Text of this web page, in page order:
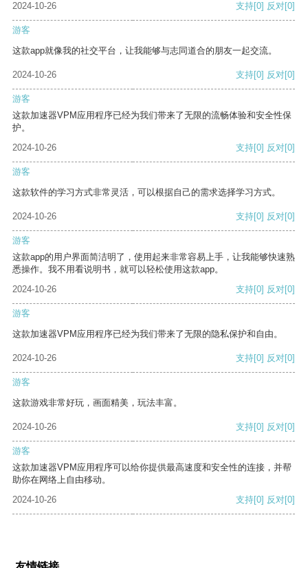
2024-10-26
支持[0] 反对[0]
游客
这款app就像我的社交平台，让我能够与志同道合的朋友一起交流。
2024-10-26 支持[0] 反对[0]
游客
这款加速器VPM应用程序已经为我们带来了无限的流畅体验和安全性保
护。
2024-10-26
支持[0] 反对[0]
游客
这款软件的学习方式非常灵活，可以根据自己的需求选择学习方式。
2024-10-26 支持[0] 反对[0]
游客
这款app的用户界面简洁明了，使用起来非常容易上手，让我能够快速熟
悉操作。我不用看说明书，就可以轻松使用这款app。
2024-10-26
支持[0] 反对[0]
游客
这款加速器VPM应用程序已经为我们带来了无限的隐私保护和自由。
2024-10-26 支持[0] 反对[0]
游客
这款游戏非常好玩，画面精美，玩法丰富。
2024-10-26 支持[0] 反对[0]
游客
这款加速器VPM应用程序可以给你提供最高速度和安全性的连接，并帮
助你在网络上自由移动。
2024-10-26
支持[0] 反对[0]